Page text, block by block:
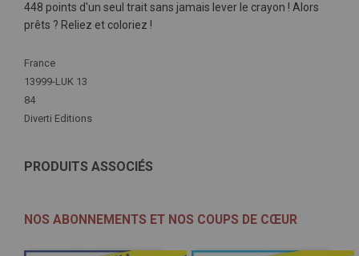
448 points d'un seul trait sans jamais lever le crayon ! Alors
prêts ? Reliez et coloriez !
Plus
d'infos
France
13999-LUK 13
84
Diverti Editions
PRODUITS ASSOCIÉS
NOS ABONNEMENTS ET NOS COUPS DE CŒUR